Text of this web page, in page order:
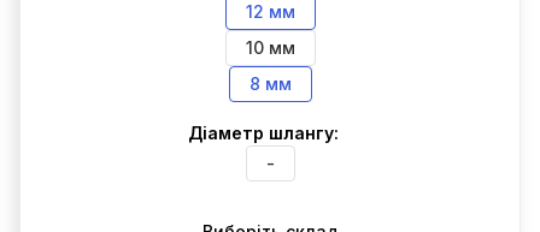
12 мм
10 мм
8 мм
Діаметр шлангу:
-